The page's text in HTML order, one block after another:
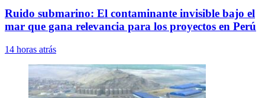
Ruido submarino: El contaminante invisible bajo el
mar que gana relevancia para los proyectos en Perú
14 horas atrás